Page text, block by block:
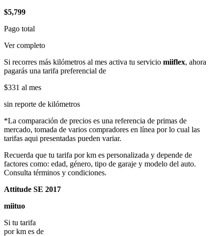
$5,799
Pago total
Ver completo
Si recorres más kilómetros al mes activa tu servicio miiflex, ahora
pagarás una tarifa preferencial de
$331 al mes
sin reporte de kilómetros
*La comparación de precios es una referencia de primas de
mercado, tomada de varios compradores en línea por lo cual las
tarifas aqui presentadas pueden variar.
Recuerda que tu tarifa por km es personalizada y depende de
factores como: edad, género, tipo de garaje y modelo del auto.
Consulta términos y condiciones.
Attitude SE 2017
miituo
Si tu tarifa
por km es de